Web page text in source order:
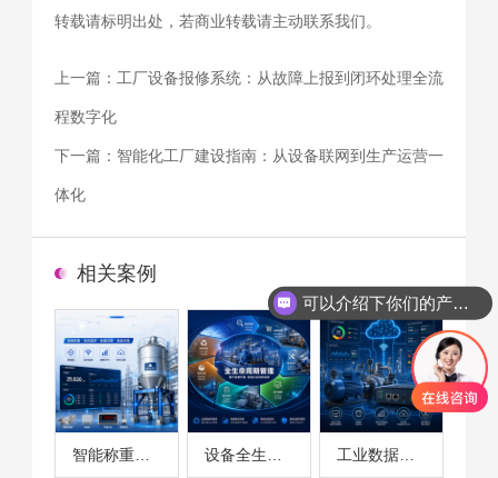
转载请标明出处，若商业转载请主动联系我们。
上一篇： 工厂设备报修系统：从故障上报到闭环处理全流
程数字化
下一篇： 智能化工厂建设指南：从设备联网到生产运营一
体化
相关案例
智能称重系统案例 工业数据采集与设备监控案例
可以介绍下你们的产品么